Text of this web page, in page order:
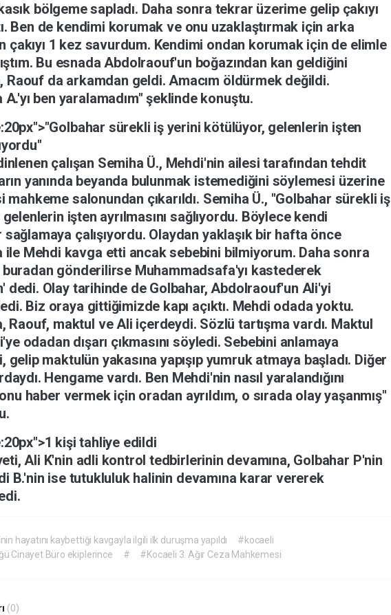
bölgemesapladı. Daha sonra tekrar üzerime gelip çakıyı
Ben de kendimi korumakve onu uzaklaştırmak için arka
çakıyı 1 kez savurdum. Kendimi ondan korumak için de elimle
Bu esnadaAbdolraouf'un boğazından kan geldiğini
Raouf da arkamdan geldi.Amacım öldürmek değildi.
A.'yı ben yaralamadım"şeklinde konuştu.
sürekli iş yerini kötülüyor, gelenlerin işten
çalışan Semiha Ü., Mehdi'nin ailesitarafındantehdit
yanında beyanda bulunmak istemediğini söylemesi üzerine
mahkeme salonundan çıkarıldı. Semiha Ü., "Golbahar sürekli iş
gelenlerin işten ayrılmasınısağlıyordu. Böylece kendi
sağlamaya çalışıyordu. Olaydan yaklaşık bir hafta önce
ile Mehdi kavga etti ancaksebebini bilmiyorum. Dahasonra
buradan gönderilirse Muhammadsafa'yı kastederek
dedi. Olay tarihinde de Golbahar,Abdolraouf'un Ali'yi
Biz oraya gittiğimizde kapı açıktı. Mehdi odadayoktu.
Raouf, maktul veAli içerdeydi. Sözlütartışmavardı. Maktul
odadan dışarı çıkmasınısöyledi. Sebebini anlamaya
gelip maktulün yakasınayapışıp yumruk atmaya başladı. Diğer
Hengame vardı. Ben Mehdi'nin nasıl yaralandığını
haber vermek için oradan ayrıldım, o sırada olayyaşanmış"
kişitahliye edildi
Ali K'nin adli kontroltedbirlerinin devamına, Golbahar P'nin
B.'nin ise tutukluluk halinin devamına kararvererek
hayatını kaybettiği kavgayla ilgili ilk duruşma yapıldı
#kocaeli
Cinayet Büro ekiplerince
# #Kocaeli 3. Ağır Ceza Mahkemesi
(0)